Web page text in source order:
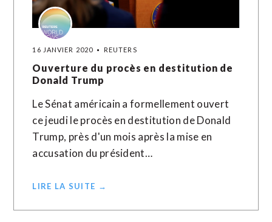
16 JANVIER 2020 REUTERS
Ouverture du procès en destitution de
Donald Trump
Le Sénat américain a formellement ouvert
ce jeudi le procès en destitution de Donald
Trump, près d'un mois après la mise en
accusation du président…
LIRE LA SUITE →